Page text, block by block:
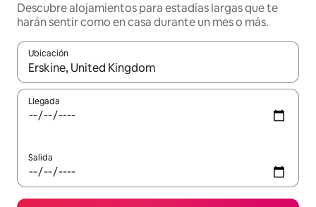
Descubre alojamientos para estadías largas que te
harán sentir como en casa durante un mes o más.
Ubicación
Cuando los resultados estén disponibles, navega con las
Llegada
Salida